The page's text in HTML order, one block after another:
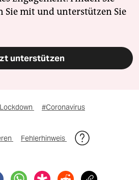
Sie mit und unterstützen Sie
unterstützen
#Coronavirus
Fehlerhinweis